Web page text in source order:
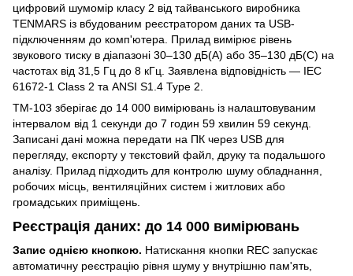
цифровий шумомір класу 2 від тайванського виробника
TENMARS із вбудованим реєстратором даних та USB-
підключенням до комп'ютера. Прилад вимірює рівень
звукового тиску в діапазоні 30–130 дБ(A) або 35–130 дБ(C) на
частотах від 31,5 Гц до 8 кГц. Заявлена відповідність — IEC
61672-1 Class 2 та ANSI S1.4 Type 2.
TM-103 зберігає до 14 000 вимірювань із налаштовуваним
інтервалом від 1 секунди до 7 годин 59 хвилин 59 секунд.
Записані дані можна передати на ПК через USB для
перегляду, експорту у текстовий файл, друку та подальшого
аналізу. Прилад підходить для контролю шуму обладнання,
робочих місць, вентиляційних систем і житлових або
громадських приміщень.
Реєстрація даних: до 14 000 вимірювань
Запис однією кнопкою. Натискання кнопки REC запускає
автоматичну реєстрацію рівня шуму у внутрішню пам'ять,